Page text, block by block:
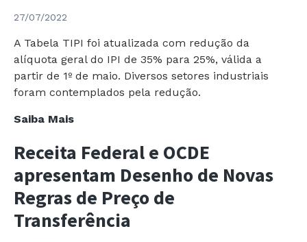
Transação
Tributária
qualquer
Dívida
27/07/2022
A Tabela TIPI foi atualizada com redução da
alíquota geral do IPI de 35% para 25%, válida a
partir de 1º de maio. Diversos setores industriais
foram contemplados pela redução.
Saiba MaisPublicada
Tabela
TIPI
Receita Federal e OCDE
apresentam Desenho de Novas
Regras de Preço de
Transferência